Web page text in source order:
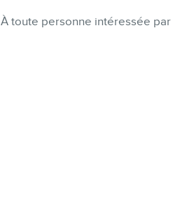
À toute personne intéressée